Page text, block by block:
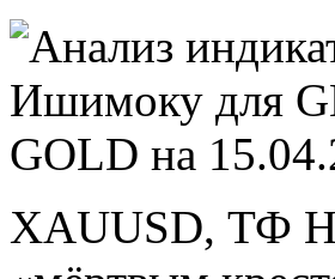
XAUUSD, ТФ